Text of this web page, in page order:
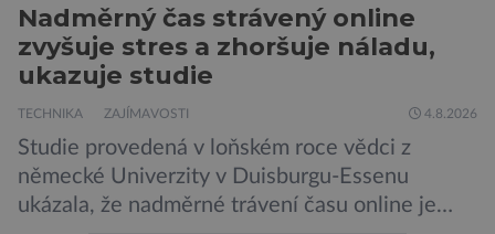
Nadměrný čas strávený online
zvyšuje stres a zhoršuje náladu,
ukazuje studie
TECHNIKA ZAJÍMAVOSTI 4.8.2026
Studie provedená v loňském roce vědci z
německé Univerzity v Duisburgu-Essenu
ukázala, že nadměrné trávení času online je